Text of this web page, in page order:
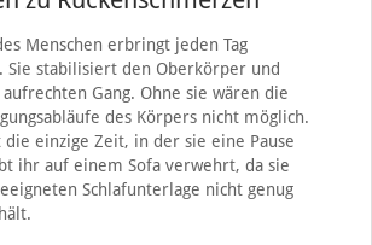
Menschen erbringt jeden Tag
Sie stabilisiert den Oberkörper und
Gang. Ohne sie wären die
des Körpers nicht möglich.
einzige Zeit, in der sie eine Pause
ihr auf einem Sofa verwehrt, da sie
Schlafunterlage nicht genug